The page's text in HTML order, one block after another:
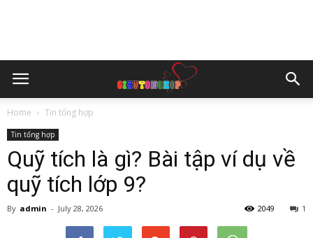
Home Tin tổng hợp
Tin tổng hợp
Quỹ tích là gì? Bài tập ví dụ về
quỹ tích lớp 9?
By admin - July 28, 2026 1
2049